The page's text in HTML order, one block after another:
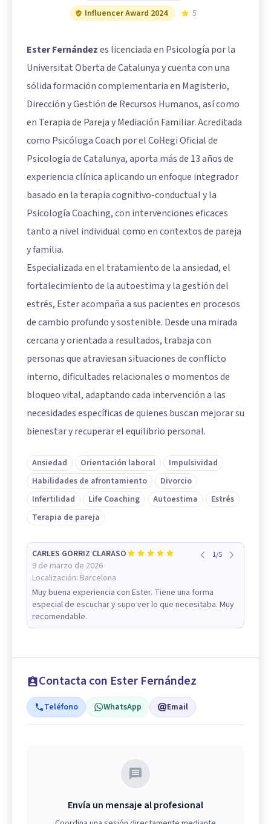
Influencer Award 2024
5
Ester Fernándezes licenciada en Psicología por la
Universitat Oberta de Catalunya y cuenta con una
sólida formación complementaria en Magisterio,
Dirección y Gestión de Recursos Humanos, así como
en Terapia de Pareja y Mediación Familiar. Acreditada
como Psicóloga Coach por el Col·legi Oficial de
Psicologia de Catalunya, aporta más de 13 años de
experiencia clínica aplicando un enfoque integrador
basado en la terapia cognitivo-conductual y la
Psicología Coaching, con intervenciones eficaces
tanto a nivel individual como en contextos de pareja
y familia.
Especializada en el tratamiento de la ansiedad, el
fortalecimiento de la autoestima y la gestión del
estrés, Ester acompaña a sus pacientes en procesos
de cambio profundo y sostenible. Desde una mirada
cercana y orientada a resultados, trabaja con
personas que atraviesan situaciones de conflicto
interno, dificultades relacionales o momentos de
bloqueo vital, adaptando cada intervención a las
necesidades específicas de quienes buscan mejorar su
bienestar y recuperar el equilibrio personal.
Ansiedad Orientación laboral
Impulsividad
Habilidades de afrontamiento
Divorcio
Infertilidad
Life Coaching Autoestima
Estrés
Terapia de pareja
CARLES GORRIZ CLARASO
9 de marzo de 2026
Localización: Barcelona
1/5
Muy buena experiencia con Ester. Tiene una forma
especial de escuchar y supo ver lo que necesitaba. Muy
recomendable.
Contacta con Ester Fernández
Teléfono WhatsApp Email
Envía un mensaje al profesional